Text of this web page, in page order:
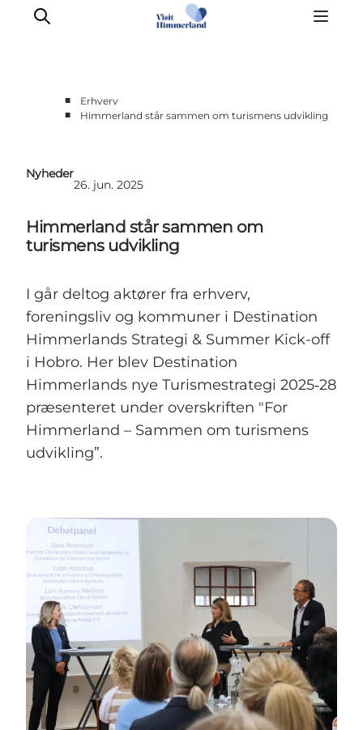
Presse
Info Spots
Om Destination Himmerland
■
Erhverv
■
Himmerland står sammen om turismens udvikling
Nyheder
26. jun. 2025
Himmerland står sammen om
turismens udvikling
I går deltog aktører fra erhverv,
foreningsliv og kommuner i Destination
Himmerlands Strategi & Summer Kick-off
i Hobro. Her blev Destination
Himmerlands nye Turismestrategi 2025‑28
præsenteret under overskriften "For
Himmerland – Sammen om turismens
udvikling”.